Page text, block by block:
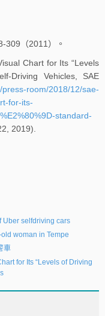
309（2011）。
Chart for Its “Levels
Driving Vehicles, SAE
room/2018/12/sae-
for-its-
standard-
2019).
Uber selfdriving cars
woman in Tempe
車
for Its “Levels of Driving